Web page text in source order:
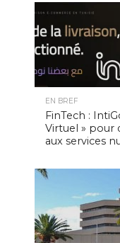
EN BREF
FinTech :
Virtuel » pour
aux services